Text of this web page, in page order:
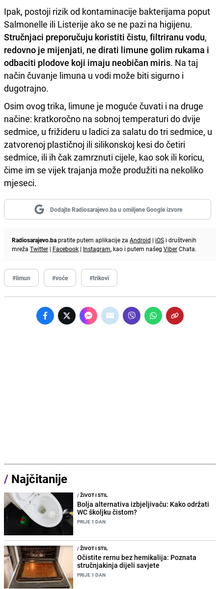
Ipak, postoji rizik od kontaminacije bakterijama poput
Salmonelle ili Listerije ako se ne pazi na higijenu.
Stručnjaci preporučuju koristiti čistu, filtriranu vodu,
redovno je mijenjati, ne dirati limune golim rukama i
odbaciti plodove koji imaju neobičan miris. Na taj
način čuvanje limuna u vodi može biti sigurno i
dugotrajno.
Osim ovog trika, limune je moguće čuvati i na druge
načine: kratkoročno na sobnoj temperaturi do dvije
sedmice, u frižideru u ladici za salatu do tri sedmice, u
zatvorenoj plastičnoj ili silikonskoj kesi do četiri
sedmice, ili ih čak zamrznuti cijele, kao sok ili koricu,
čime im se vijek trajanja može produžiti na nekoliko
mjeseci.
Dodajte Radiosarajevo.ba u omiljene Google izvore
Radiosarajevo.bapratite putem aplikacije za Android | iOS i društvenih
mreža Twitter | Facebook | Instagram, kao i putem našeg ViberChata.
#limun #voće #trikovi
/ Najčitanije
/ŽIVOT I STIL
Bolja alternativa izbjeljivaču: Kako održati
WC školjku čistom?
PRIJE 1 DAN
/ŽIVOT I STIL
Očistite rernu bez hemikalija: Poznata
stručnjakinja dijeli savjete
PRIJE 1 DAN